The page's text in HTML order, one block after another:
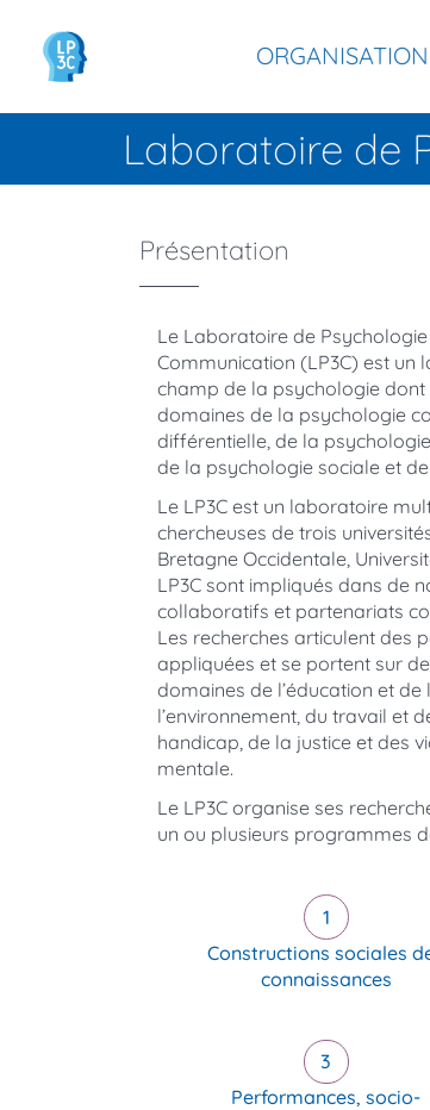
contenu
Navigation
ORGANISATION
Laboratoire de
Présentation
Le Laboratoire de
Communication (LP3C) est
champ de la psychologie dont
domaines de la psychologie
différentielle, de la
de la psychologie sociale et
Le LP3C est un laboratoire
chercheuses de trois
Bretagne Occidentale,
LP3C sont impliqués dans de
collaboratifs et partenariats
Les recherches articulent des
appliquées et se portent sur
domaines de l’éducation et
l’environnement, du travail et
handicap, de la justice et des
mentale.
Le LP3C organise ses
un ou plusieurs programmes
Constructions sociales
connaissances
Performances, socio-